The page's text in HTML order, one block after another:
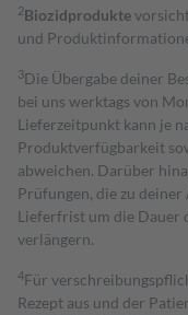
2Biozidprodukte
und
3Die Übergabe deiner
bei uns werktags von
Lieferzeitpunkt kann je
Produktverfügbarkeit
abweichen. Darüber
Prüfungen, die zu
Lieferfrist um die Dauer
verlängern.
4Für
Rezept aus und der